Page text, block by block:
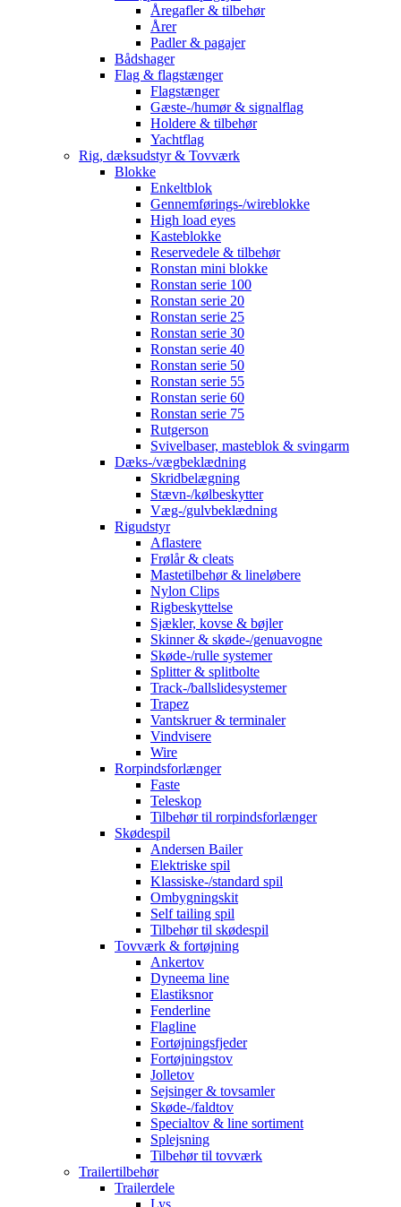
Åregafler & tilbehør
Årer
Padler & pagajer
Bådshager
Flag & flagstænger
Flagstænger
Gæste-/humør & signalflag
Holdere & tilbehør
Yachtflag
Rig, dæksudstyr & Tovværk
Blokke
Enkeltblok
Gennemførings-/wireblokke
High load eyes
Kasteblokke
Reservedele & tilbehør
Ronstan mini blokke
Ronstan serie 100
Ronstan serie 20
Ronstan serie 25
Ronstan serie 30
Ronstan serie 40
Ronstan serie 50
Ronstan serie 55
Ronstan serie 60
Ronstan serie 75
Rutgerson
Svivelbaser, masteblok & svingarm
Dæks-/vægbeklædning
Skridbelægning
Stævn-/kølbeskytter
Væg-/gulvbeklædning
Rigudstyr
Aflastere
Frølår & cleats
Mastetilbehør & lineløbere
Nylon Clips
Rigbeskyttelse
Sjækler, kovse & bøjler
Skinner & skøde-/genuavogne
Skøde-/rulle systemer
Splitter & splitbolte
Track-/ballslidesystemer
Trapez
Vantskruer & terminaler
Vindvisere
Wire
Rorpindsforlænger
Faste
Teleskop
Tilbehør til rorpindsforlænger
Skødespil
Andersen Bailer
Elektriske spil
Klassiske-/standard spil
Ombygningskit
Self tailing spil
Tilbehør til skødespil
Tovværk & fortøjning
Ankertov
Dyneema line
Elastiksnor
Fenderline
Flagline
Fortøjningsfjeder
Fortøjningstov
Jolletov
Sejsinger & tovsamler
Skøde-/faldtov
Specialtov & line sortiment
Splejsning
Tilbehør til tovværk
Trailertilbehør
Trailerdele